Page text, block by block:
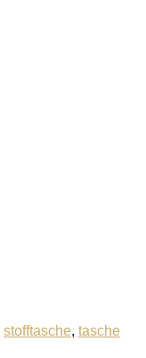
stofftasche, tasche